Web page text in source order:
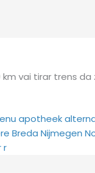
vai tirar trens da
apotheek
Breda Nijmegen
r